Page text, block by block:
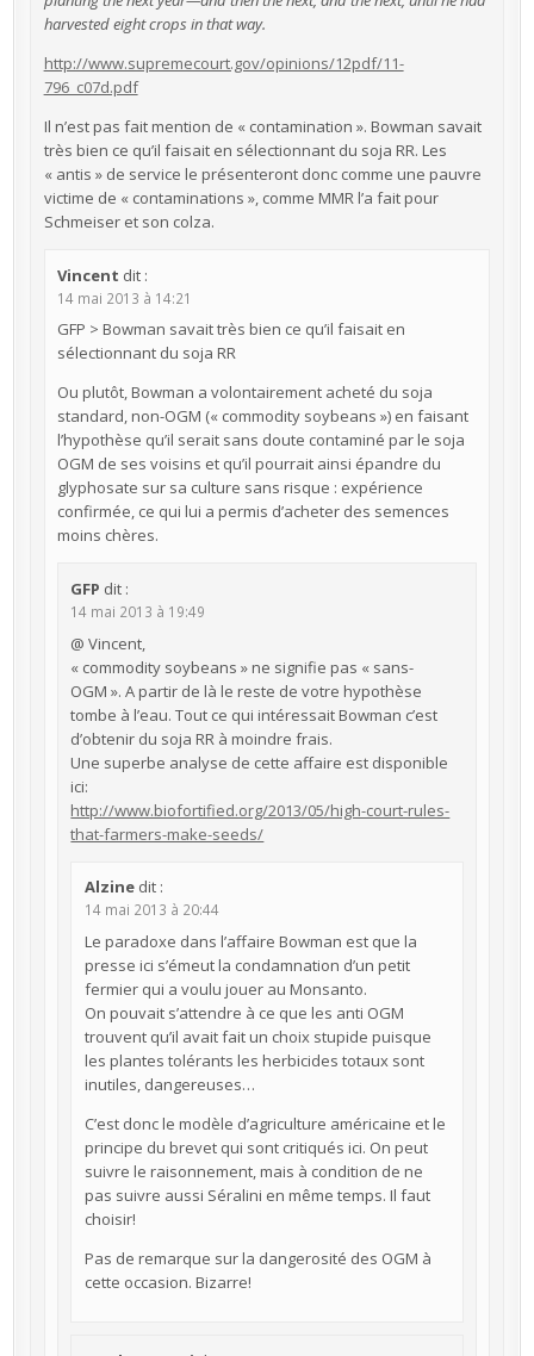
harvested eight crops in that way.
http://www.supremecourt.gov/opinions/12pdf/11-
796_c07d.pdf
Il n’est pas fait mention de « contamination ». Bowman savait
très bien ce qu’il faisait en sélectionnant du soja RR. Les
« antis » de service le présenteront donc comme une pauvre
victime de « contaminations », comme MMR l’a fait pour
Schmeiser et son colza.
Vincent dit :
14 mai 2013 à 14:21
GFP > Bowman savait très bien ce qu’il faisait en
sélectionnant du soja RR
Ou plutôt, Bowman a volontairement acheté du soja
standard, non-OGM (« commodity soybeans ») en faisant
l’hypothèse qu’il serait sans doute contaminé par le soja
OGM de ses voisins et qu’il pourrait ainsi épandre du
glyphosate sur sa culture sans risque : expérience
confirmée, ce qui lui a permis d’acheter des semences
moins chères.
GFP dit :
14 mai 2013 à 19:49
@ Vincent,
« commodity soybeans » ne signifie pas « sans-
OGM ». A partir de là le reste de votre hypothèse
tombe à l’eau. Tout ce qui intéressait Bowman c’est
d’obtenir du soja RR à moindre frais.
Une superbe analyse de cette affaire est disponible
ici:
http://www.biofortified.org/2013/05/high-court-rules-
that-farmers-make-seeds/
Alzine dit :
14 mai 2013 à 20:44
Le paradoxe dans l’affaire Bowman est que la
presse ici s’émeut la condamnation d’un petit
fermier qui a voulu jouer au Monsanto.
On pouvait s’attendre à ce que les anti OGM
trouvent qu’il avait fait un choix stupide puisque
les plantes tolérants les herbicides totaux sont
inutiles, dangereuses…
C’est donc le modèle d’agriculture américaine et le
principe du brevet qui sont critiqués ici. On peut
suivre le raisonnement, mais à condition de ne
pas suivre aussi Séralini en même temps. Il faut
choisir!
Pas de remarque sur la dangerosité des OGM à
cette occasion. Bizarre!